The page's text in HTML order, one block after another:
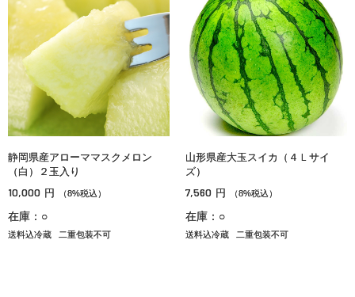
静岡県産アローママスクメロン
（白）２玉入り
10,000 円 （8%税込）
在庫：○
送料込冷蔵 二重包装不可
山形県産大玉スイカ（４Ｌサイ
ズ）
7,560 円 （8%税込）
在庫：○
送料込冷蔵 二重包装不可